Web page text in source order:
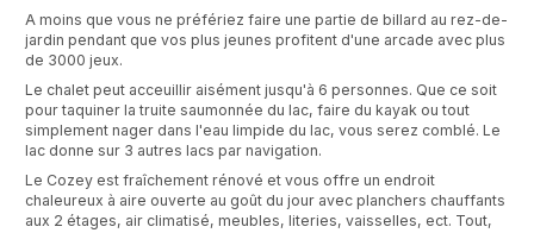
A moins que vous ne préfériez faire une partie de billard au rez-de-
jardin pendant que vos plus jeunes profitent d'une arcade avec plus
de 3000 jeux.
Le chalet peut acceuillir aisément jusqu'à 6 personnes. Que ce soit
pour taquiner la truite saumonnée du lac, faire du kayak ou tout
simplement nager dans l'eau limpide du lac, vous serez comblé. Le
lac donne sur 3 autres lacs par navigation.
Le Cozey est fraîchement rénové et vous offre un endroit
chaleureux à aire ouverte au goût du jour avec planchers chauffants
aux 2 étages, air climatisé, meubles, literies, vaisselles, ect. Tout,